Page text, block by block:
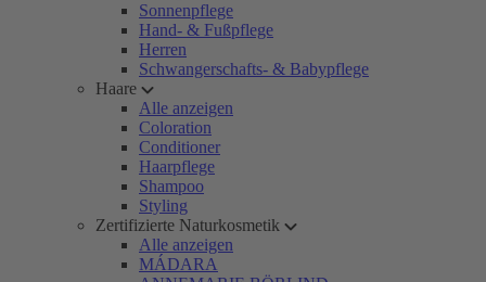
Sonnenpflege
Hand- & Fußpflege
Herren
Schwangerschafts- & Babypflege
Haare
Alle anzeigen
Coloration
Conditioner
Haarpflege
Shampoo
Styling
Zertifizierte Naturkosmetik
Alle anzeigen
MÁDARA